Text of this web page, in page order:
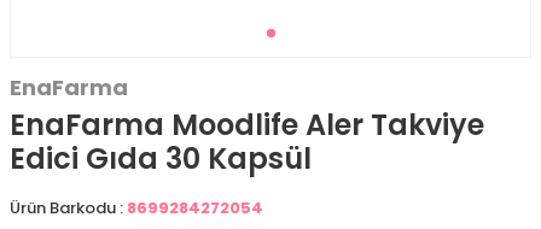
EnaFarma
EnaFarma Moodlife Aler Takviye
Edici Gıda 30 Kapsül
Ürün Barkodu : 8699284272054